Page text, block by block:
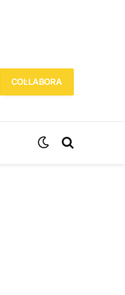
COL·LABORA